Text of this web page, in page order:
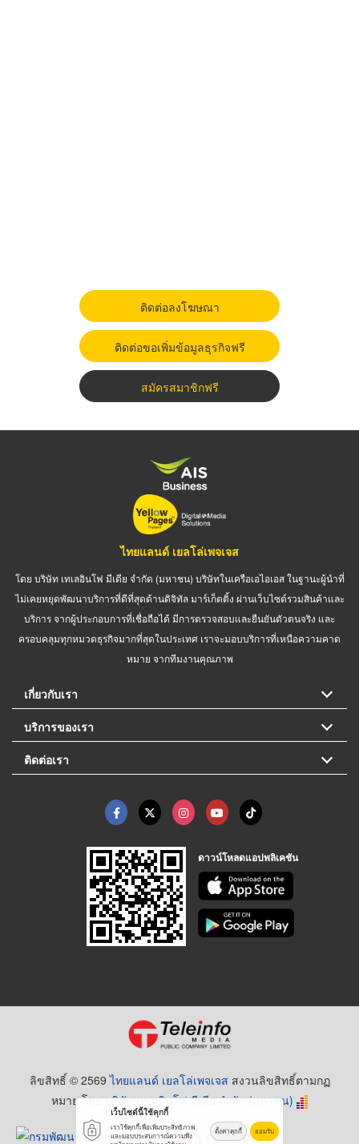
ติดต่อลงโฆษณา
ติดต่อขอเพิ่มข้อมูลธุรกิจฟรี
สมัครสมาชิกฟรี
ไทยแลนด์ เยลโล่เพจเจส
โดย บริษัท เทเลอินโฟ มีเดีย จำกัด (มหาชน) บริษัทในเครือเอไอเอส ในฐานะผู้นำที่
ไม่เคยหยุดพัฒนาบริการที่ดีที่สุดด้านดิจิทัล มาร์เก็ตติ้ง ผ่านเว็บไซต์รวมสินค้าและ
บริการ จากผู้ประกอบการที่เชื่อถือได้ มีการตรวจสอบและยืนยันตัวตนจริง และ
ครอบคลุมทุกหมวดธุรกิจมากที่สุดในประเทศ เราจะมอบบริการที่เหนือความคาด
หมาย จากทีมงานคุณภาพ
เกี่ยวกับเรา
บริการของเรา
ติดต่อเรา
ดาวน์โหลดแอปพลิเคชัน
ลิขสิทธิ์ © 2569ไทยแลนด์ เยลโล่เพจเจส สงวนลิขสิทธิ์ตามกฏ
หมาย โดยบริษัท เทเลอินโฟ มีเดีย จำกัด (มหาชน)
เว็บไซต์นี้ใช้คุกกี้
เราใช้คุกกี้เพื่อเพิ่มประสิทธิภาพ
และมอบประสบการณ์ความพึง
ตั้งค่าคุกกี้ ยอมรับ